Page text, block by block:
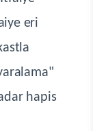
eri
hapis